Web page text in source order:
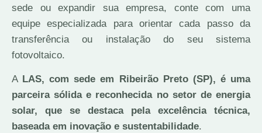
sede ou expandir sua empresa, conte com uma
equipe especializada para orientar cada passo da
transferência ou instalação do seu sistema
fotovoltaico.
A LAS, com sede em Ribeirão Preto (SP), é uma
parceira sólida e reconhecida no setor de energia
solar, que se destaca pela excelência técnica,
baseada em inovação e sustentabilidade.